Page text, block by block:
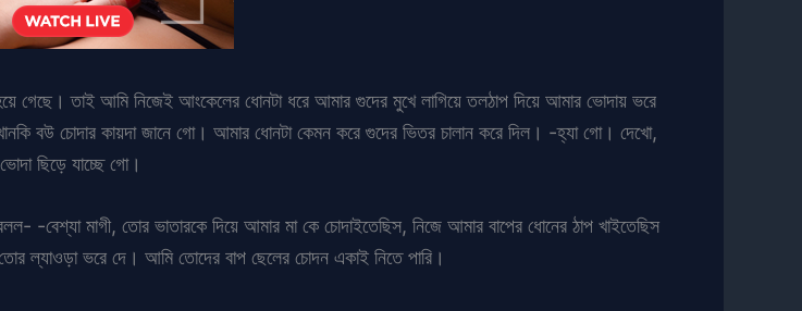
গেছে। তাই আমি নিজেই আংকেলের ধোনটা ধরে আমার গুদের মুখে লাগিয়ে তলঠাপ দিয়ে আমার ভোদায় ভরে
বউ চোদার কায়দা জানে গো। আমার ধোনটা কেমন করে গুদের ভিতর চালান করে দিল। -হ্যা গো। দেখো,
ছিড়ে যাচ্ছে গো।
বেশ্যা মাগী, তোর ভাতারকে দিয়ে আমার মা কে চোদাইতেছিস, নিজে আমার বাপের ধোনের ঠাপ খাইতেছিস
ল্যাওড়া ভরে দে। আমি তোদের বাপ ছেলের চোদন একাই নিতে পারি।